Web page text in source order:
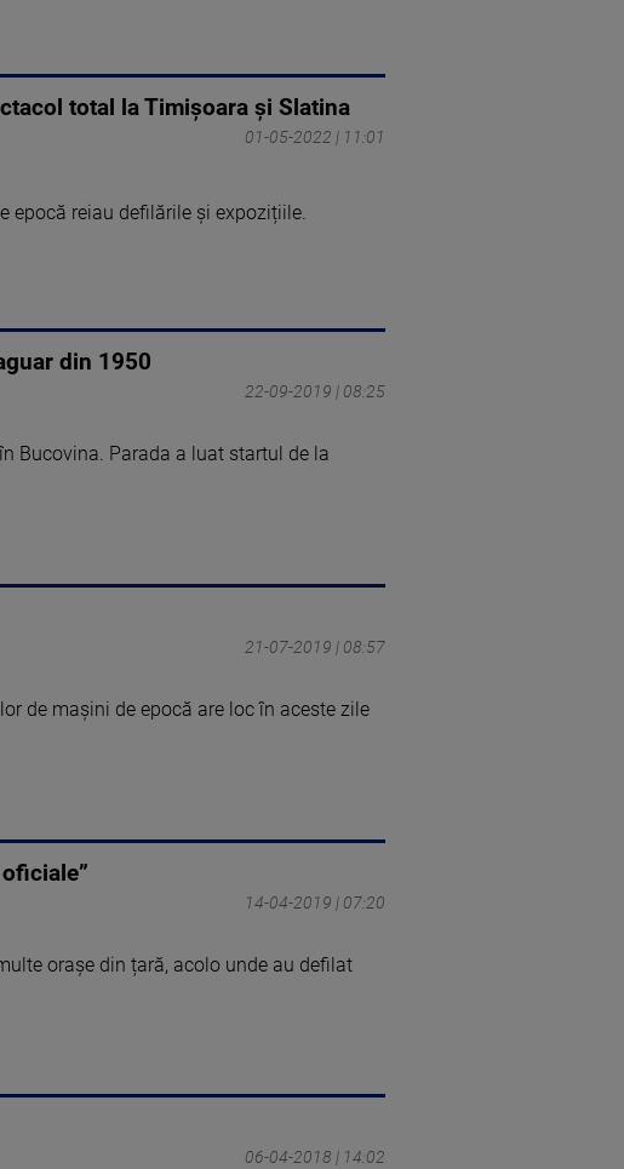
total la Timișoara și Slatina
01-05-2022 | 11:01
epocă reiau defilările și expozițiile.
din 1950
22-09-2019 | 08:25
Bucovina. Parada a luat startul de la
21-07-2019 | 08:57
de maşini de epocă are loc în aceste zile
14-04-2019 | 07:20
orașe din țară, acolo unde au defilat
06-04-2018 | 14:02